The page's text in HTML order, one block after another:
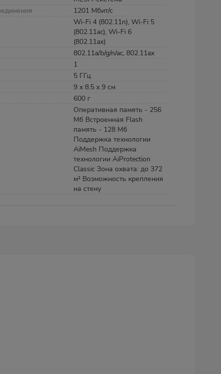
1201 Мбит/с
Wi-Fi 4 (802.11n), Wi-Fi 5
(802.11ac), Wi-Fi 6
(802.11ax)
802.11a/b/g/n/ac, 802.11ax
1
5 ГГц
9 х 8.5 х 9 см
600 г
Оперативная память - 256
Мб Встроенная Flash
память - 128 Мб
Поддержка технологии
AiMesh Поддержка
технологии AiProtection
Classic Зона охвата: до 372
м² Возможность крепления
на стену